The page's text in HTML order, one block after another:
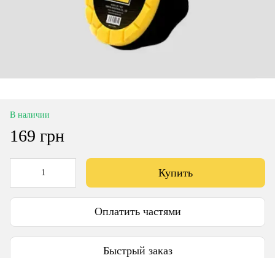
В наличии
169 грн
Купить
Оплатить частями
Быстрый заказ